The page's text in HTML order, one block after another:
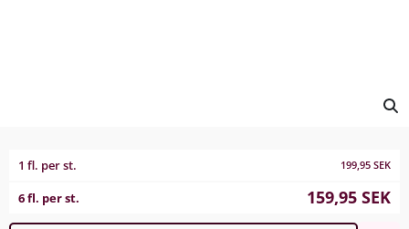
1 fl. per st. 199,95 SEK
6 fl. per st. 159,95 SEK